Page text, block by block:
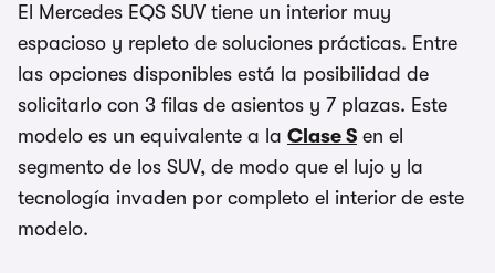
El Mercedes EQS SUV tiene un interior muy
espacioso y repleto de soluciones prácticas. Entre
las opciones disponibles está la posibilidad de
solicitarlo con 3 filas de asientos y 7 plazas. Este
modelo es un equivalente a la Clase S en el
segmento de los SUV, de modo que el lujo y la
tecnología invaden por completo el interior de este
modelo.